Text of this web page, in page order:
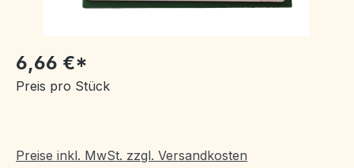
6,66 €*
Preis pro Stück
Preise inkl. MwSt. zzgl. Versandkosten